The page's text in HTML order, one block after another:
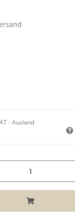
- Ausland